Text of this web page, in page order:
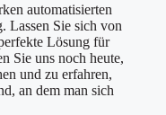
automatisierten
Lassen Sie sich von
Lösung für
Sie uns noch heute,
und zu erfahren,
an dem man sich